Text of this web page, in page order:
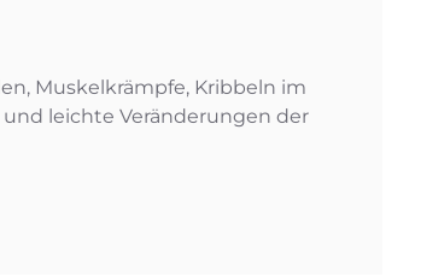
Muskelkrämpfe, Kribbeln im
leichte Veränderungen der